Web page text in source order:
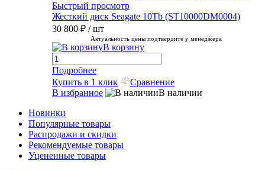
Быстрый просмотр
Жесткий диск Seagate 10Tb (ST10000DM0004)
30 800 ₽ / шт
Актуальность цены подтвердите у менеджера
В корзину
Подробнее
Купить в 1 клик
Сравнение
В избранное
В наличии
Новинки
Популярные товары
Распродажи и скидки
Рекомендуемые товары
Уцененные товары